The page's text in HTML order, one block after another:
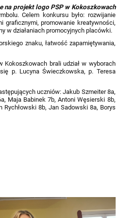
na projekt logo PSP w Kokoszkowach
Celem konkursu było: rozwijanie
graficznymi, promowanie kreatywności,
w działaniach promocyjnych placówki.
znaku, łatwość zapamiętywania,
Kokoszkowach brali udział w wyborach
p. Lucyna Świeczkowska, p. Teresa
uczniów: Jakub Szmeiter 8a,
Maja Babinek 7b, Antoni Węsierski 8b,
8b, Jan Sadowski 8a, Borys